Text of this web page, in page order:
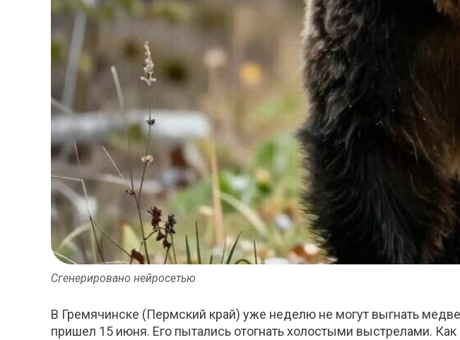
Сгенерировано нейросетью
В Гремячинске (Пермский край) уже неделю не могут выгнать
пришел 15 июня. Его пытались отогнать холостыми выстрелами.